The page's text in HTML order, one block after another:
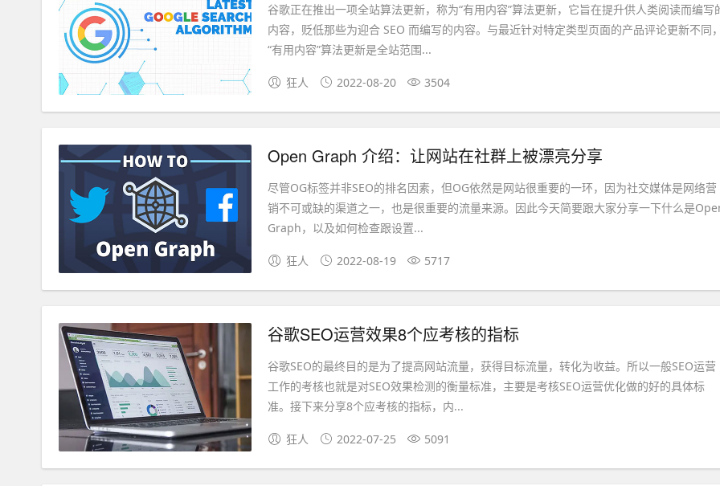
谷歌正在推出一项全站算法更新，称为“有用内容”算法更新，它旨在提升供人类阅读而编写
内容，贬低那些为迎合 SEO 而编写的内容。与最近针对特定类型页面的产品评论更新不同
“有用内容”算法更新是全站范围...
狂人 2022-08-20 3504
Open Graph 介绍：让网站在社群上被漂亮分享
尽管OG标签并非SEO的排名因素，但OG依然是网站很重要的一环，因为社交媒体是网络营
销不可或缺的渠道之一，也是很重要的流量来源。因此今天简要跟大家分享一下什么是
Graph，以及如何检查跟设置...
狂人 2022-08-19 5717
谷歌SEO运营效果8个应考核的指标
谷歌SEO的最终目的是为了提高网站流量，获得目标流量，转化为收益。所以一般SEO运营
工作的考核也就是对SEO效果检测的衡量标准，主要是考核SEO运营优化做的好的具体标
准。接下来分享8个应考核的指标，内...
狂人 2022-07-25 5091